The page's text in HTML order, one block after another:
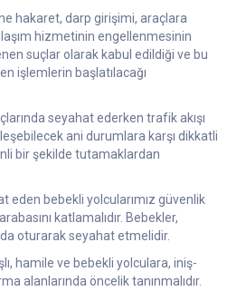
hakaret, darp girişimi, araçlara
hizmetinin engellenmesinin
suçlar olarak kabul edildiği ve bu
işlemlerin başlatılacağı
seyahat ederken trafik akışı
ani durumlara karşı dikkatli
bir şekilde tutamaklardan
eden bebekli yolcularımız güvenlik
katlamalıdır. Bebekler,
oturarak seyahat etmelidir.
hamile ve bebekli yolculara, iniş-
alanlarında öncelik tanınmalıdır.